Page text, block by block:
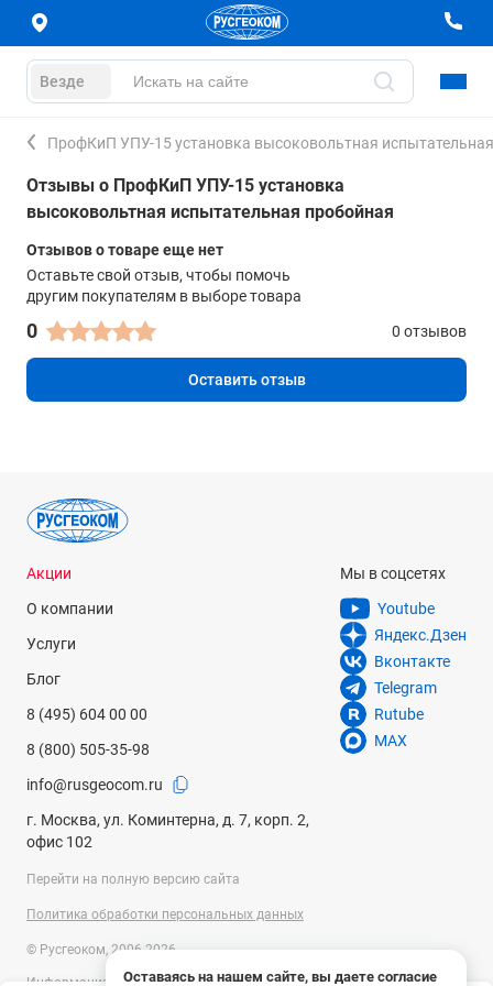
Везде
ПрофКиП УПУ-15 установка высоковольтная
Отзывы о ПрофКиП УПУ-15 установка
высоковольтная испытательная пробойная
Отзывов о товаре еще нет
Оставьте свой отзыв, чтобы помочь
другим покупателям в выборе товара
0 0 отзывов
Оставить отзыв
Оставаясь на нашем сайте, вы даете согласие
Акции
О компании
Услуги
Блог
8 (495) 604 00 00
8 (800) 505-35-98
info@rusgeocom.ru
г. Москва, ул. Коминтерна, д. 7, корп. 2,
офис 102
Мы в соцсетях
Youtube
Яндекс.Дзен
Вконтакте
Telegram
Rutube
MAX
Перейти на полную версию сайта
Политика обработки персональных данных
© Русгеоком, 2006-2026
Информация на сайте носит справочный характер и не является